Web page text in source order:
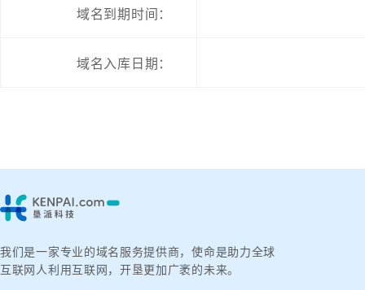
域名到期时间：
域名入库日期：
我们是一家专业的域名服务提供商，使命是助力全球
互联网人利用互联网，开垦更加广袤的未来。